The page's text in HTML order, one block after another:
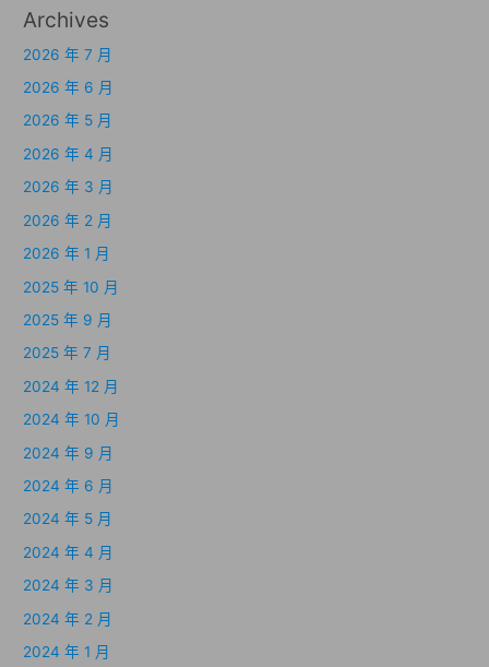
Archives
2026 年 7 月
2026 年 6 月
2026 年 5 月
2026 年 4 月
2026 年 3 月
2026 年 2 月
2026 年 1 月
2025 年 10 月
2025 年 9 月
2025 年 7 月
2024 年 12 月
2024 年 10 月
2024 年 9 月
2024 年 6 月
2024 年 5 月
2024 年 4 月
2024 年 3 月
2024 年 2 月
2024 年 1 月